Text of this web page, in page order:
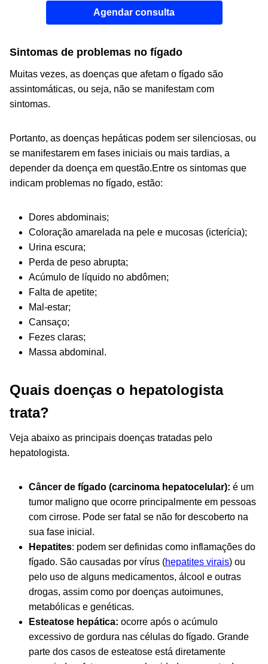
Agendar consulta
Sintomas de problemas no fígado
Muitas vezes, as doenças que afetam o fígado são
assintomáticas, ou seja, não se manifestam com
sintomas.
Portanto, as doenças hepáticas podem ser silenciosas, ou
se manifestarem em fases iniciais ou mais tardias, a
depender da doença em questão.Entre os sintomas que
indicam problemas no fígado, estão:
Dores abdominais;
Coloração amarelada na pele e mucosas (icterícia);
Urina escura;
Perda de peso abrupta;
Acúmulo de líquido no abdômen;
Falta de apetite;
Mal-estar;
Cansaço;
Fezes claras;
Massa abdominal.
Quais doenças o hepatologista
trata?
Veja abaixo as principais doenças tratadas pelo
hepatologista.
Câncer de fígado (carcinoma hepatocelular): é um
tumor maligno que ocorre principalmente em pessoas
com cirrose. Pode ser fatal se não for descoberto na
sua fase inicial.
Hepatites: podem ser definidas como inflamações do
fígado. São causadas por vírus (hepatites virais) ou
pelo uso de alguns medicamentos, álcool e outras
drogas, assim como por doenças autoimunes,
metabólicas e genéticas.
Esteatose hepática: ocorre após o acúmulo
excessivo de gordura nas células do fígado. Grande
parte dos casos de esteatose está diretamente